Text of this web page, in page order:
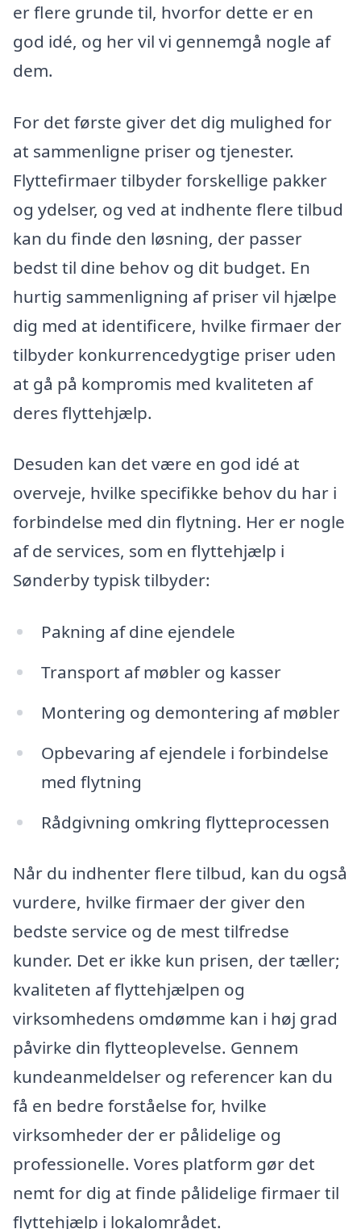
er flere grunde til, hvorfor dette er en
god idé, og her vil vi gennemgå nogle af
dem.
For det første giver det dig mulighed for
at sammenligne priser og tjenester.
Flyttefirmaer tilbyder forskellige pakker
og ydelser, og ved at indhente flere tilbud
kan du finde den løsning, der passer
bedst til dine behov og dit budget. En
hurtig sammenligning af priser vil hjælpe
dig med at identificere, hvilke firmaer der
tilbyder konkurrencedygtige priser uden
at gå på kompromis med kvaliteten af
deres flyttehjælp.
Desuden kan det være en god idé at
overveje, hvilke specifikke behov du har i
forbindelse med din flytning. Her er nogle
af de services, som en flyttehjælp i
Sønderby typisk tilbyder:
Pakning af dine ejendele
Transport af møbler og kasser
Montering og demontering af møbler
Opbevaring af ejendele i forbindelse
med flytning
Rådgivning omkring flytteprocessen
Når du indhenter flere tilbud, kan du også
vurdere, hvilke firmaer der giver den
bedste service og de mest tilfredse
kunder. Det er ikke kun prisen, der tæller;
kvaliteten af flyttehjælpen og
virksomhedens omdømme kan i høj grad
påvirke din flytteoplevelse. Gennem
kundeanmeldelser og referencer kan du
få en bedre forståelse for, hvilke
virksomheder der er pålidelige og
professionelle. Vores platform gør det
nemt for dig at finde pålidelige firmaer til
flyttehjælp i lokalområdet.